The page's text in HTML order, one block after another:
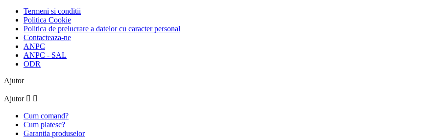
Termeni si conditii
Politica Cookie
Politica de prelucrare a datelor cu caracter personal
Contacteaza-ne
ANPC
ANPC - SAL
ODR
Ajutor
Ajutor  
Cum comand?
Cum platesc?
Garantia produselor